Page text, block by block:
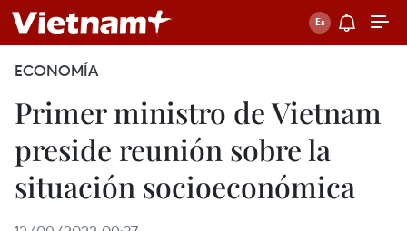
ECONOMÍA
Primer ministro de Vietnam
preside reunión sobre la
situación socioeconómica